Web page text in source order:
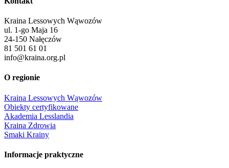
Kraina Lessowych Wąwozów
ul. 1-go Maja 16
24-150 Nałęczów
81 501 61 01
info@kraina.org.pl
O regionie
Kraina Lessowych Wąwozów
Obiekty certyfikowane
Akademia Lesslandia
Kraina Zdrowia
Smaki Krainy
Informacje praktyczne